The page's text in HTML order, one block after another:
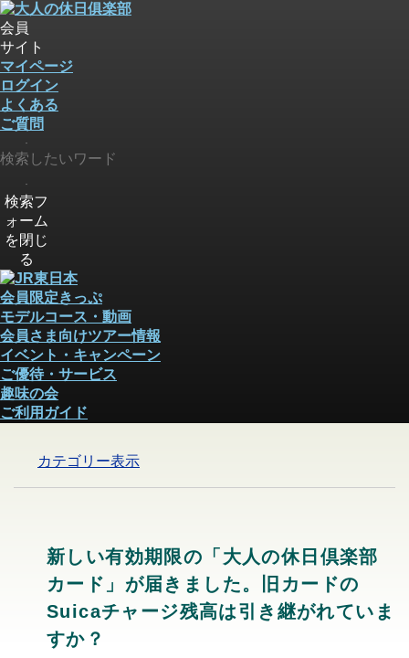
会員
サイト
マイページ
ログイン
よくある
ご質問
検索フ
ォーム
を閉じ
る
会員限定きっぷ
モデルコース・動画
会員さま向けツアー情報
イベント・キャンペーン
ご優待・サービス
趣味の会
ご利用ガイド
カテゴリー表示
新しい有効期限の「大人の休日倶楽部
カード」が届きました。旧カードの
Suicaチャージ残高は引き継がれていま
すか？